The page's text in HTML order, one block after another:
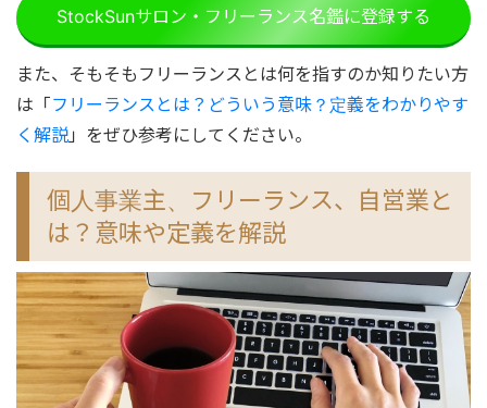
StockSunサロン・フリーランス名鑑に登録する
また、そもそもフリーランスとは何を指すのか知りたい方
は「フリーランスとは？どういう意味？定義をわかりやす
く解説 」をぜひ参考にしてください。
個人事業主、フリーランス、自営業と
は？意味や定義を解説